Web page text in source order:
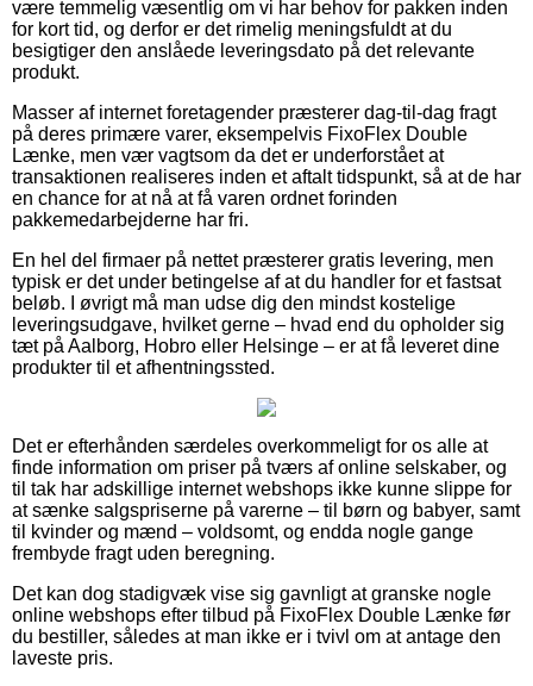
være temmelig væsentlig om vi har behov for pakken inden
for kort tid, og derfor er det rimelig meningsfuldt at du
besigtiger den anslåede leveringsdato på det relevante
produkt.
Masser af internet foretagender præsterer dag-til-dag fragt
på deres primære varer, eksempelvis FixoFlex Double
Lænke, men vær vagtsom da det er underforstået at
transaktionen realiseres inden et aftalt tidspunkt, så at de har
en chance for at nå at få varen ordnet forinden
pakkemedarbejderne har fri.
En hel del firmaer på nettet præsterer gratis levering, men
typisk er det under betingelse af at du handler for et fastsat
beløb. I øvrigt må man udse dig den mindst kostelige
leveringsudgave, hvilket gerne – hvad end du opholder sig
tæt på Aalborg, Hobro eller Helsinge – er at få leveret dine
produkter til et afhentningssted.
Det er efterhånden særdeles overkommeligt for os alle at
finde information om priser på tværs af online selskaber, og
til tak har adskillige internet webshops ikke kunne slippe for
at sænke salgspriserne på varerne – til børn og babyer, samt
til kvinder og mænd – voldsomt, og endda nogle gange
frembyde fragt uden beregning.
Det kan dog stadigvæk vise sig gavnligt at granske nogle
online webshops efter tilbud på FixoFlex Double Lænke før
du bestiller, således at man ikke er i tvivl om at antage den
laveste pris.